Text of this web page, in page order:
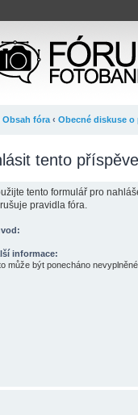
Obsah fóra ‹ Obecné diskuse
tento
tento formulář pro
pravidla fóra.
informace:
může být ponecháno nevyplněné